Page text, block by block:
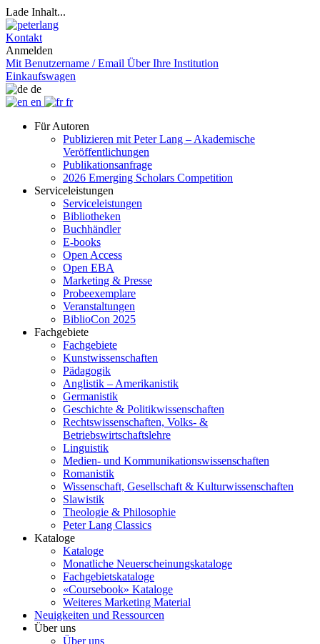
Lade Inhalt...
Kontakt
Anmelden
Mit Benutzername / Email Über Ihre Institution
Einkaufswagen
de
en
fr
Für Autoren
Publizieren mit Peter Lang – Akademische
Veröffentlichungen
Publikationsanfrage
2026 Emerging Scholars Competition
Serviceleistungen
Serviceleistungen
Bibliotheken
Buchhändler
E-books
Open Access
Open EBA
Marketing & Presse
Probeexemplare
Veranstaltungen
BiblioCon 2025
Fachgebiete
Fachgebiete
Kunstwissenschaften
Pädagogik
Anglistik – Amerikanistik
Germanistik
Geschichte & Politikwissenschaften
Rechtswissenschaften, Volks- &
Betriebswirtschaftslehre
Linguistik
Medien- und Kommunikationswissenschaften
Romanistik
Wissenschaft, Gesellschaft & Kulturwissenschaften
Slawistik
Theologie & Philosophie
Peter Lang Classics
Kataloge
Kataloge
Monatliche Neuerscheinungskataloge
Fachgebietskataloge
«Coursebook» Kataloge
Weiteres Marketing Material
Neuigkeiten und Ressourcen
Über uns
Über uns